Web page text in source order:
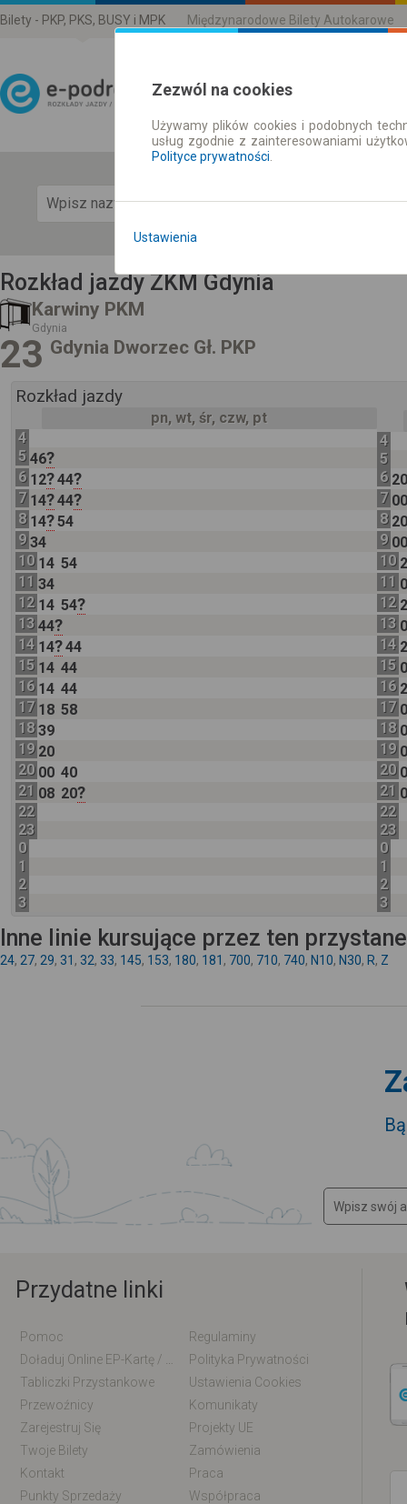
Bilety - PKP, PKS, BUSY i MPK Międzynarodowe Bilety Autokarowe
Rozkład Jazdy | Bilety
Rozkład jazdy ZKM Gdynia
Karwiny PKM
Gdynia
23 Gdynia Dworzec Gł. PKP
Rozkład jazdy
pn, wt, śr, czw, pt
4
5 46?
6 12?44?
7 14?44?
8 14?54
9 34
10 14 54
11 34
12 14 54?
13 44?
14 14?44
15 14 44
16 14 44
17 18 58
18 39
19 20
20 00 40
21 08 20?
22
23
0
1
2
3
4
5
6
7
8
9
10
11
12
13
14
15
16
17
18
19
20
21
22
23
0
1
2
3
Inne linie kursujące przez ten
24, 27, 29, 31 , 32, 33, 145, 153, 180, 181 , 700, 710, 740, N10, N30, R, Z
Przydatne linki
Pomoc
Regulaminy
Polityka Prywatności
Tabliczki Przystankowe
Ustawienia Cookies
Przewoźnicy
Komunikaty
Zarejestruj Się
Projekty UE
Twoje Bilety
Zamówienia
Kontakt
Praca
Punkty Sprzedaży
Współpraca
Zezwól na cookies
Używamy plików cookies i podobnych
usług zgodnie z zainteresowaniami
Polityce prywatności
Ustawienia